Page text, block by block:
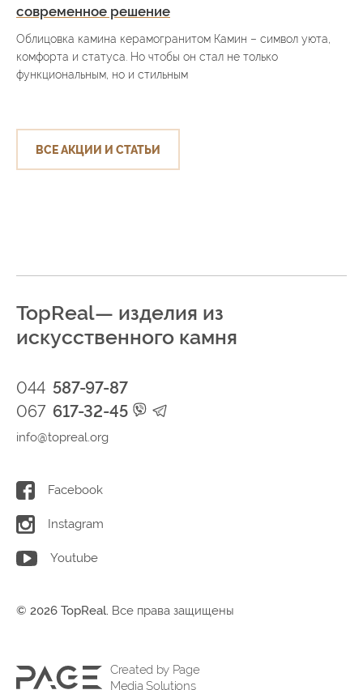
современное решение
Облицовка камина керамогранитом Камин – символ уюта,
комфорта и статуса. Но чтобы он стал не только
функциональным, но и стильным
ВСЕ АКЦИИ И СТАТЬИ
TopReal— изделия из
искусственного камня
044 587-97-87
067 617-32-45
info@topreal.org
Facebook
Instagram
Youtube
© 2026 TopReal. Все права защищены
Created by Page
Media Solutions